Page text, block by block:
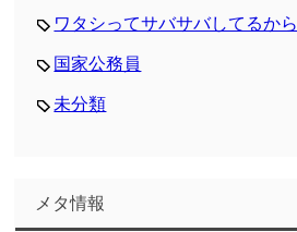
ワタシってサバサバしてるから
国家公務員
未分類
メタ情報